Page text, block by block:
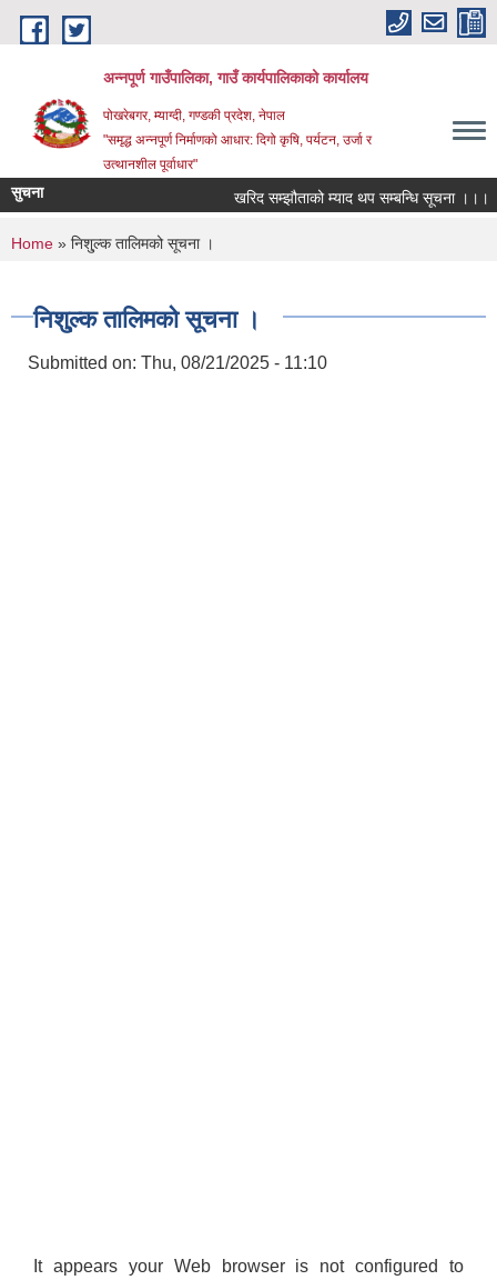
Skip to main content
अन्‍नपूर्ण गाउँपालिका, गाउँ कार्यपालिकाको कार्यालय
पोखरेबगर, म्याग्दी, गण्डकी प्रदेश, नेपाल
"समृद्ध अन्‍नपूर्ण निर्माणको आधार: दिगो कृषि, पर्यटन, उर्जा र
उत्थानशील पूर्वाधार"
सुचना खरिद सम्झौताको म्याद थप सम्बन्धि सूचना ।।।
You are here
Home » निशु्ल्क तालिमको सूचना ।
निशु्ल्क तालिमको सूचना ।
Submitted on: Thu, 08/21/2025 - 11:10
It appears your Web browser is not configured to